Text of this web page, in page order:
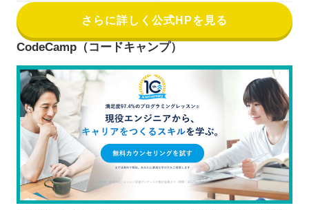
さらに詳しく公式HPを見る
CodeCamp（コードキャンプ）